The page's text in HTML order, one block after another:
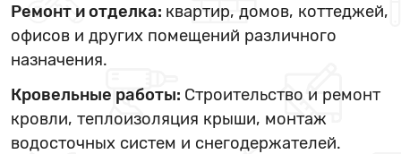
Ремонт и отделка: квартир, домов, коттеджей,
офисов и других помещений различного
назначения.
Кровельные работы: Строительство и ремонт
кровли, теплоизоляция крыши, монтаж
водосточных систем и снегодержателей.